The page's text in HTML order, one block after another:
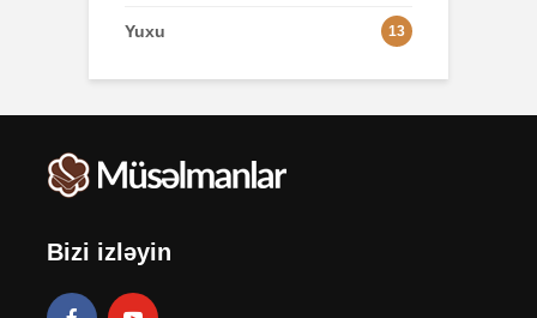
Yuxu 13
Bizi izləyin